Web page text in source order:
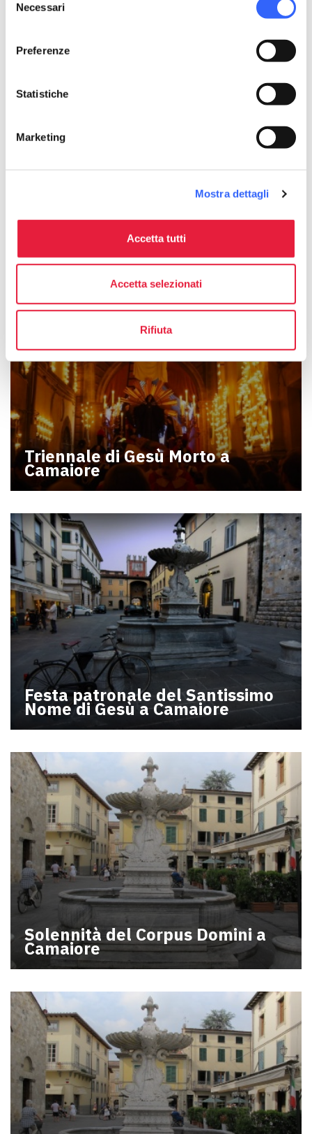
delNecessari
Preferenze
Statistiche
Marketing
Mostra dettagli
Accetta tutti
Accetta selezionati
Rifiuta
Festa di Sant'Antonio Abate a
Valdicastello Carducci
Triennale di Gesù Morto a
Camaiore
Festa patronale del Santissimo
Nome di Gesù a Camaiore
Solennità del Corpus Domini a
Camaiore